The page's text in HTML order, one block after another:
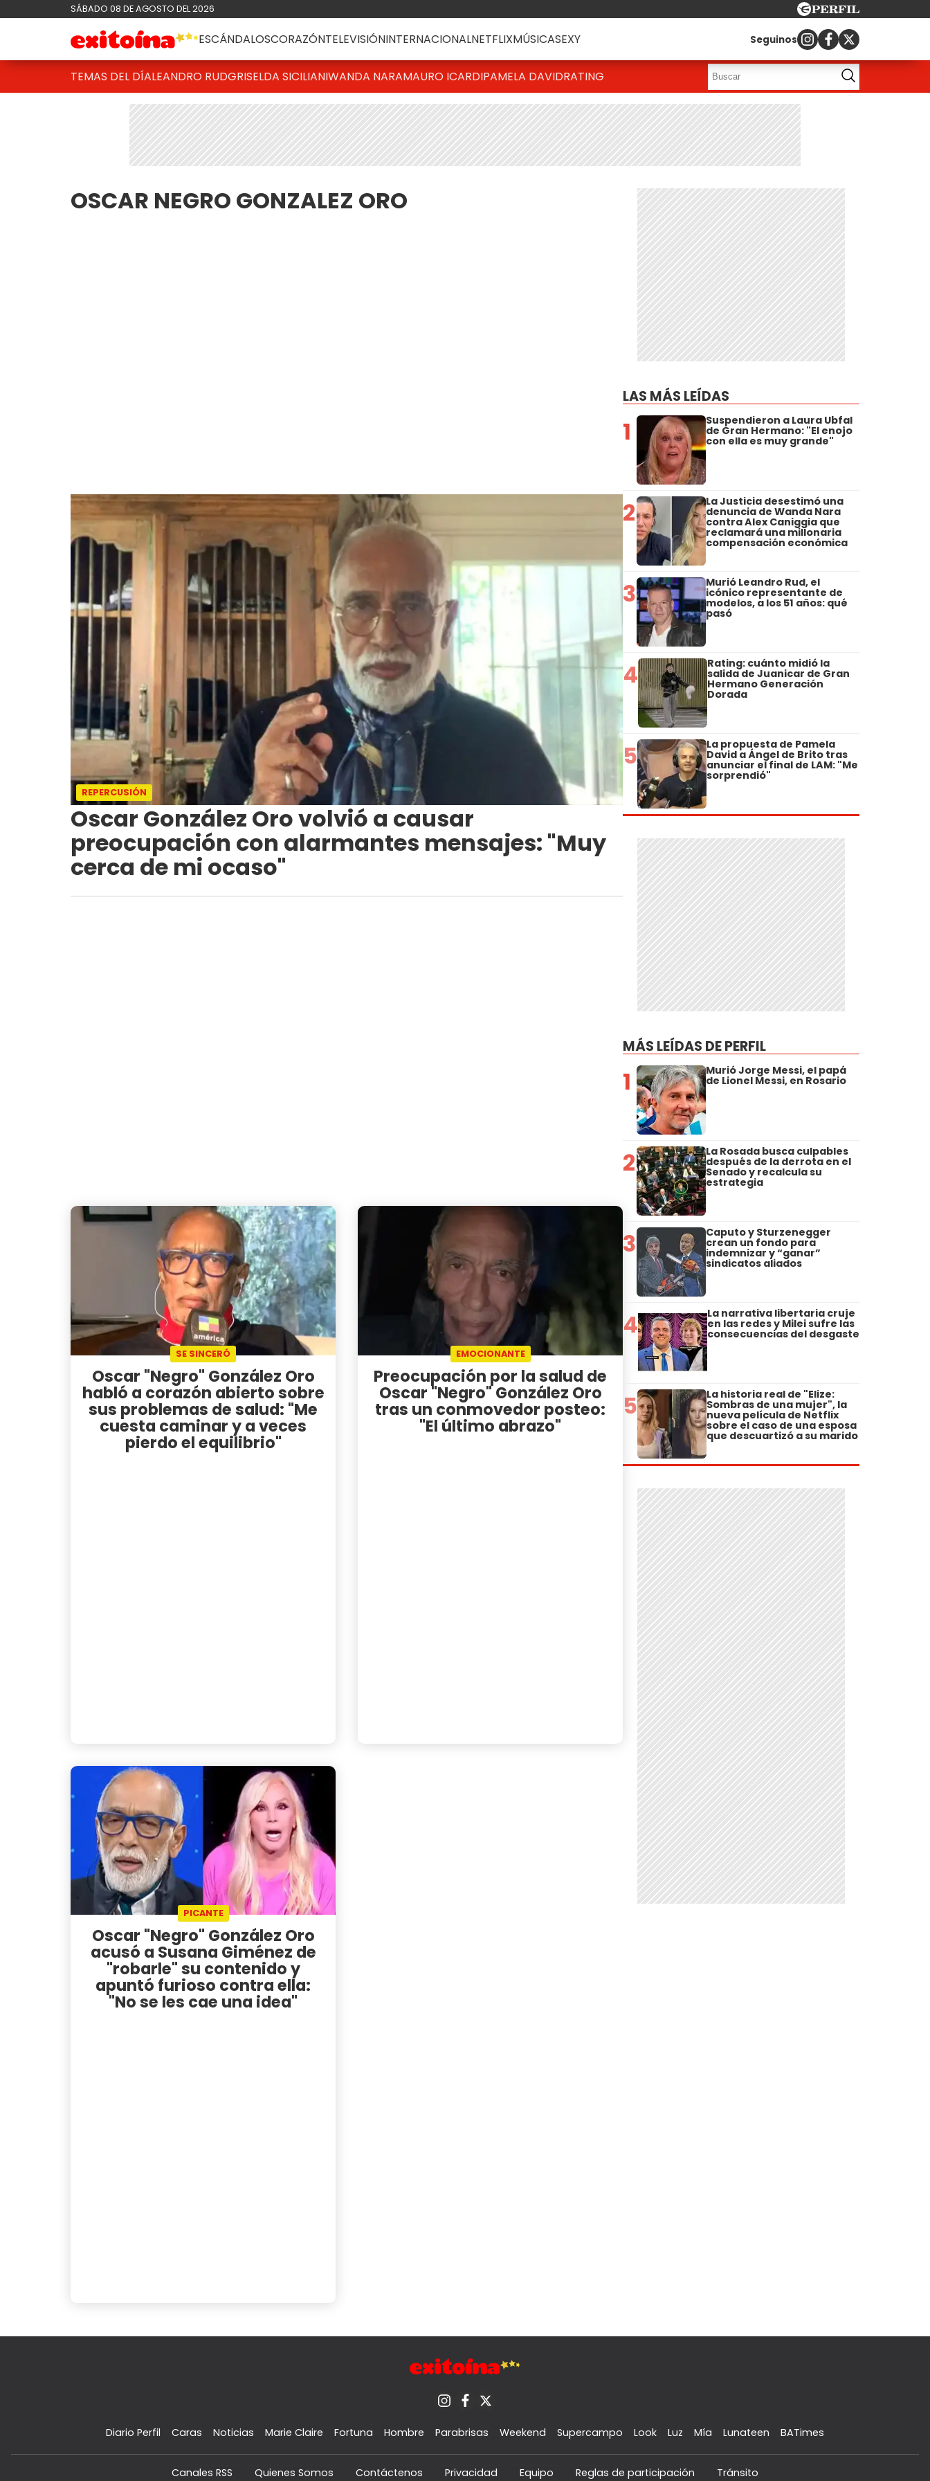
SÁBADO 08 DE AGOSTO DEL 2026
ESCÁNDALOSCORAZÓNTELEVISIÓNINTERNACIONALNETFLIXMÚSICASEXY Seguinos
TEMAS DEL DÍALEANDRO RUDGRISELDA SICILIANIWANDA NARAMAURO ICARDIPAMELA DAVIDRATING
OSCAR NEGRO GONZALEZ ORO
REPERCUSIÓN
Oscar González Oro volvió a causar
preocupación con alarmantes mensajes: "Muy
cerca de mi ocaso"
SE SINCERÓ
Oscar "Negro" González Oro
habló a corazón abierto sobre
sus problemas de salud: "Me
cuesta caminar y a veces
pierdo el equilibrio"
EMOCIONANTE
Preocupación por la salud de
Oscar "Negro" González Oro
tras un conmovedor posteo:
"El último abrazo"
PICANTE
Oscar "Negro" González Oro
acusó a Susana Giménez de
"robarle" su contenido y
apuntó furioso contra ella:
"No se les cae una idea"
LAS MÁS LEÍDAS
1 Suspendieron a Laura Ubfal
de Gran Hermano: "El enojo
con ella es muy grande"
2 La Justicia desestimó una
denuncia de Wanda Nara
contra Alex Caniggia que
reclamará una millonaria
compensación económica
3 Murió Leandro Rud, el
icónico representante de
modelos, a los 51 años: qué
pasó
4 Rating: cuánto midió la
salida de Juanicar de Gran
Hermano Generación
Dorada
5 La propuesta de Pamela
David a Ángel de Brito tras
anunciar el final de LAM: "Me
sorprendió"
MÁS LEÍDAS DE PERFIL
1 Murió Jorge Messi, el papá
de Lionel Messi, en Rosario
2 La Rosada busca culpables
después de la derrota en el
Senado y recalcula su
estrategia
3 Caputo y Sturzenegger
crean un fondo para
indemnizar y “ganar”
sindicatos aliados
4 La narrativa libertaria cruje
en las redes y Milei sufre las
consecuencias del desgaste
5 La historia real de "Elize:
Sombras de una mujer", la
nueva película de Netflix
sobre el caso de una esposa
que descuartizó a su marido
Diario Perfil Caras Noticias Marie Claire Fortuna Hombre Parabrisas Weekend Supercampo Look Luz Mía Lunateen BATimes
Canales RSS Quienes Somos Contáctenos Privacidad Equipo Reglas de participación Tránsito